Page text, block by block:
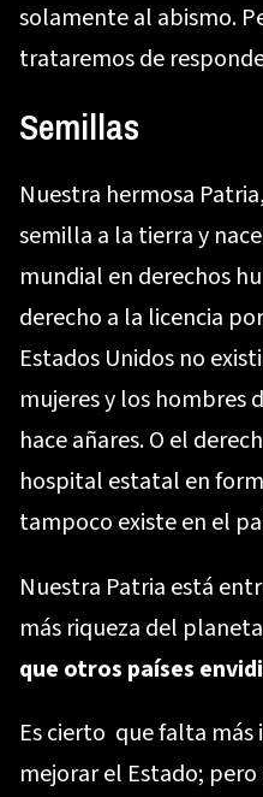
solamente al abismo.
trataremos de
Semillas
Nuestra hermosa
semilla a la tierra y
mundial en derechos
derecho a la licencia
Estados Unidos no
mujeres y los hombres
hace añares. O el
hospital estatal en
tampoco existe en el
Nuestra Patria está
más riqueza del
que otros países
Es cierto que falta
mejorar el Estado;